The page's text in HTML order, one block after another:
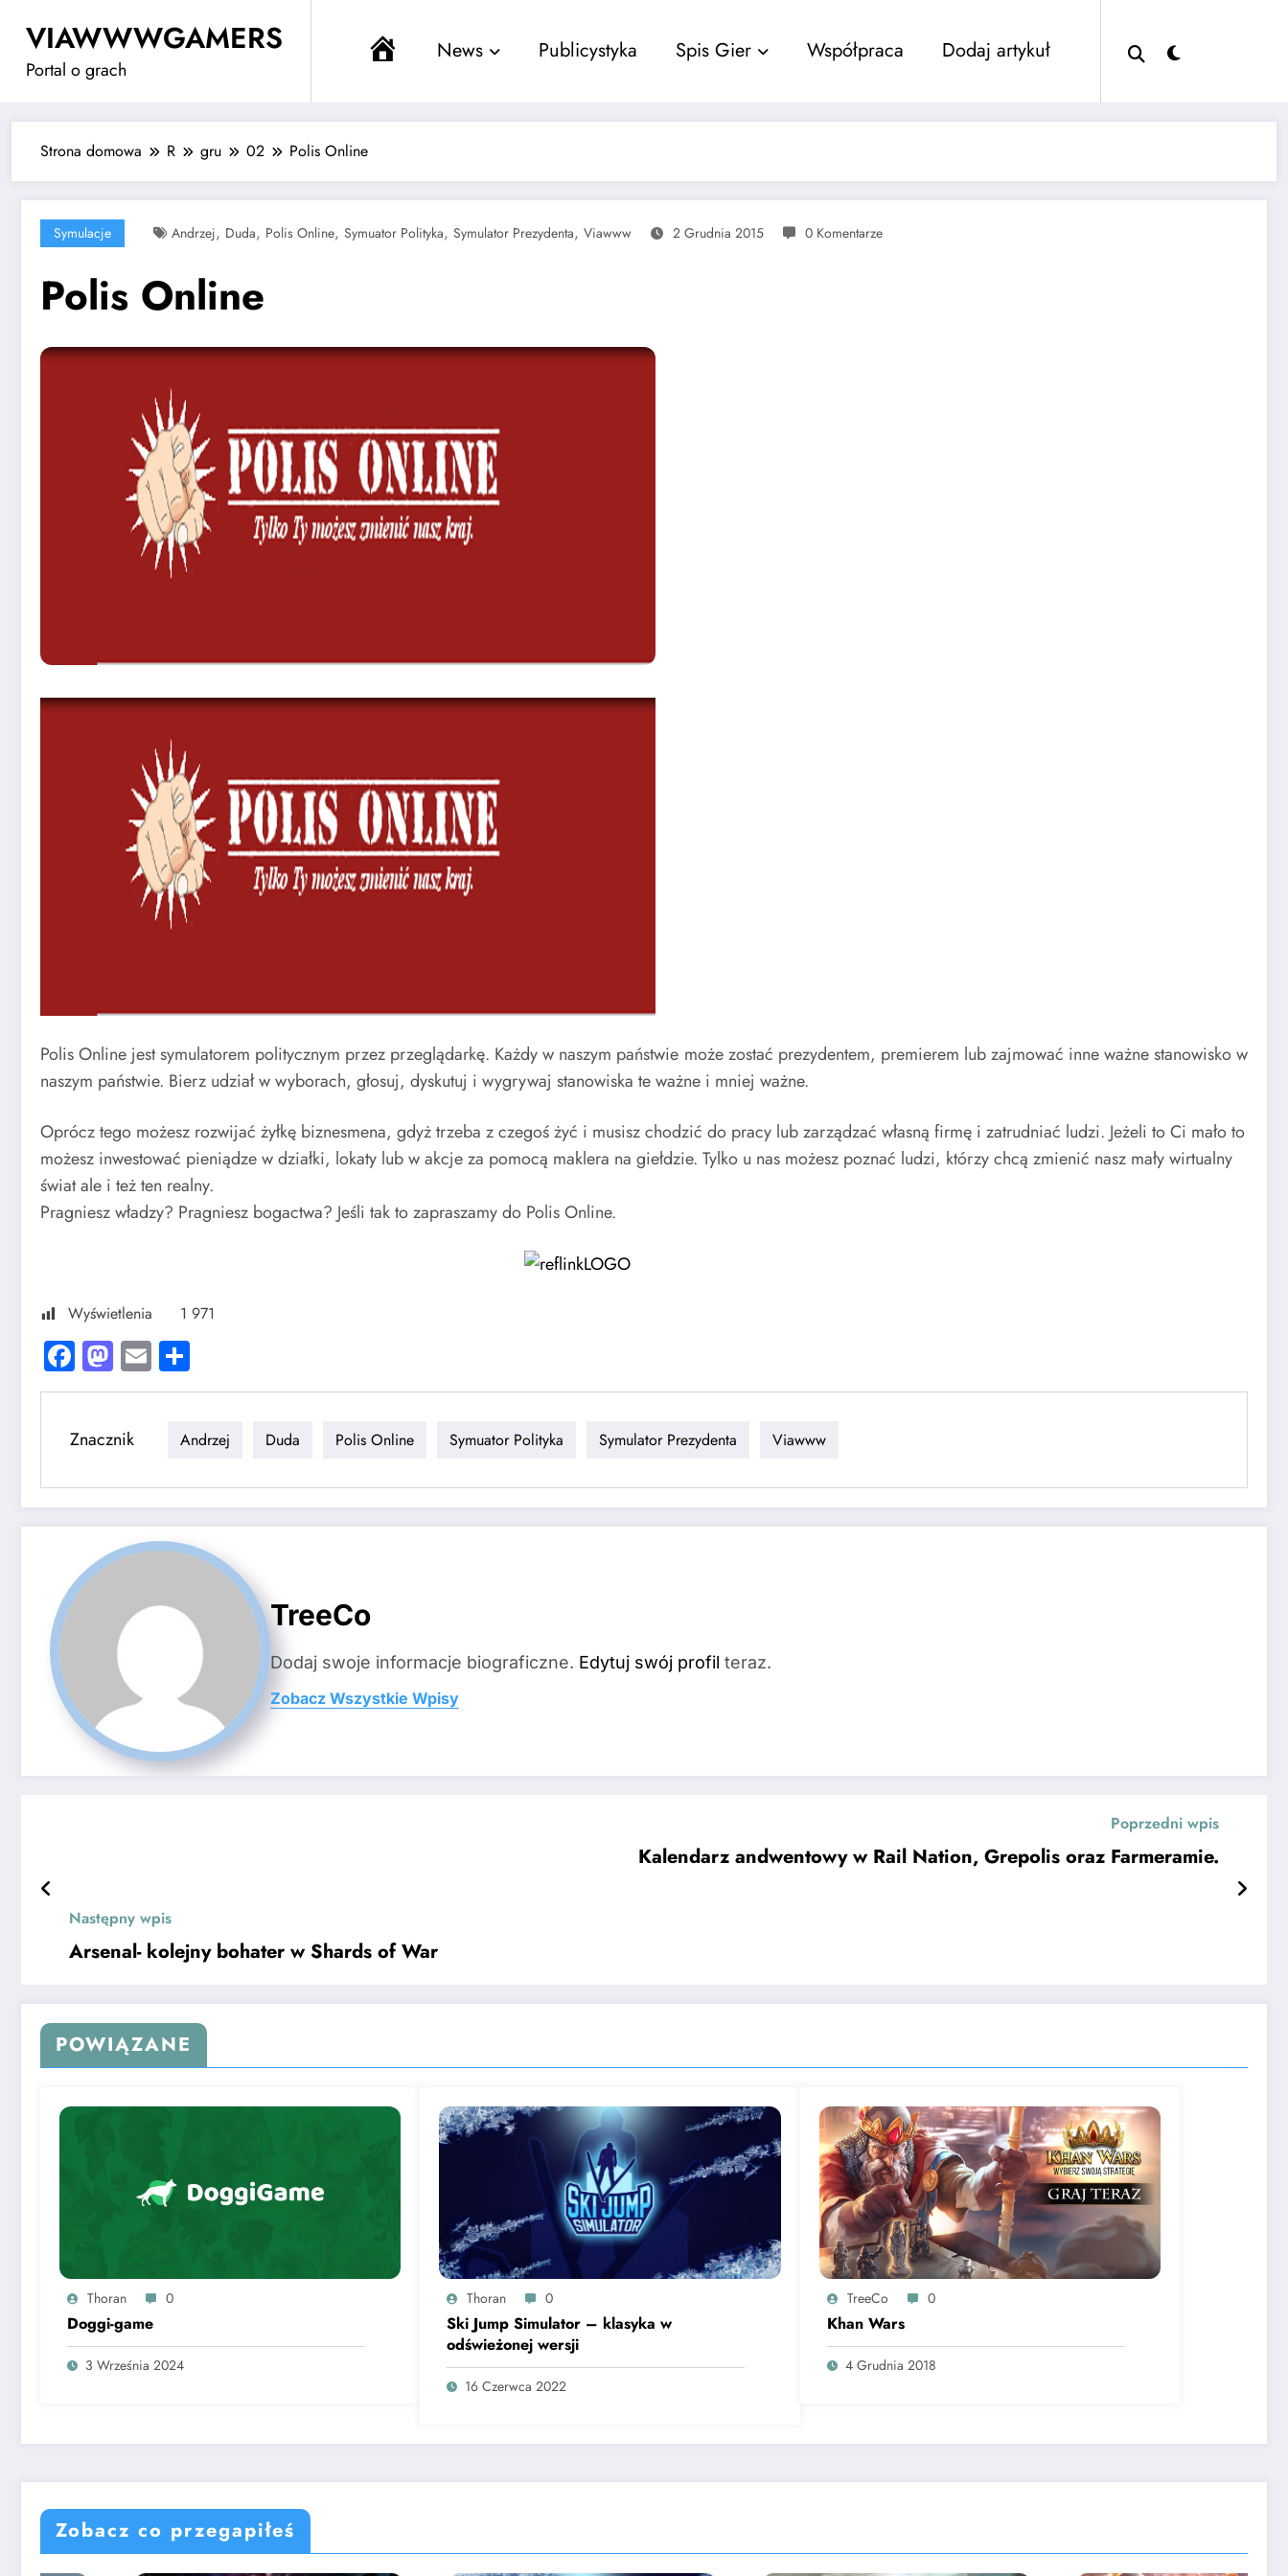
treści
VIAWWWGAMERS
Portal o grach
MenuNews Publicystyka Spis Gier Współpraca Dodaj artykuł
Strona domowa R gru 02 Polis Online
Symulacje Andrzej, Duda, Polis Online, Symuator Polityka, Symulator Prezydenta, Viawww 2 Grudnia 2015 0 Komentarze
Polis Online
Polis Online jest symulatorem politycznym przez przeglądarkę. Każdy w naszym państwie może zostać prezydentem, premierem lub zajmować inne ważne stanowisko w
naszym państwie. Bierz udział w wyborach, głosuj, dyskutuj i wygrywaj stanowiska te ważne i mniej ważne.
Oprócz tego możesz rozwijać żyłkę biznesmena, gdyż trzeba z czegoś żyć i musisz chodzić do pracy lub zarządzać własną firmę i zatrudniać ludzi. Jeżeli to Ci mało to
możesz inwestować pieniądze w działki, lokaty lub w akcje za pomocą maklera na giełdzie. Tylko u nas możesz poznać ludzi, którzy chcą zmienić nasz mały wirtualny
świat ale i też ten realny.
Pragniesz władzy? Pragniesz bogactwa? Jeśli tak to zapraszamy do Polis Online.
Wyświetlenia 1 971
Facebook
Mastodon
Email
Znacznik Andrzej Duda Polis Online Symuator Polityka Symulator Prezydenta Viawww
TreeCo
Dodaj swoje informacje biograficzne. Edytuj swój profil teraz.
Zobacz Wszystkie Wpisy
Poprzedni wpis
Kalendarz andwentowy w Rail Nation, Grepolis oraz Farmeramie.
Następny wpis
Arsenal- kolejny bohater w Shards of War
POWIĄZANE
Thoran 0
Doggi-game
3 Września 2024
Thoran 0
Ski Jump Simulator – klasyka w
odświeżonej wersji￼
16 Czerwca 2022
TreeCo 0
Khan Wars
4 Grudnia 2018
Zobacz co przegapiłeś